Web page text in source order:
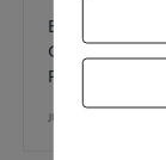
Eine Ära geht
Chef-Trainer
Frauenfußball
JUNI 16, 2021